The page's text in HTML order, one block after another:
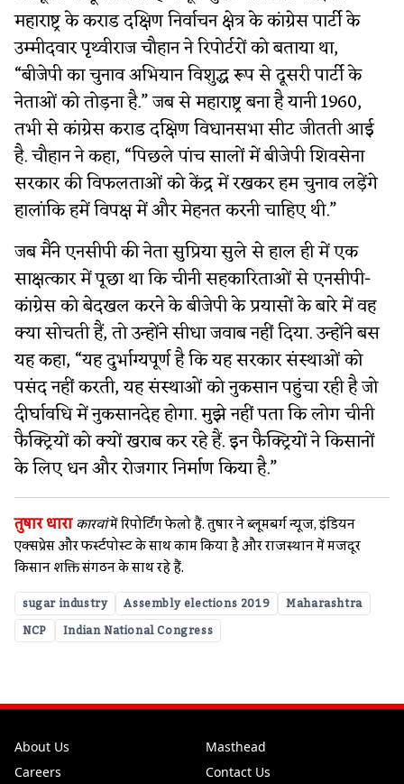
महाराष्ट्र के कराड दक्षिण निर्वाचन क्षेत्र के कांग्रेस पार्टी के
उम्मीदवार पृथ्वीराज चौहान ने रिपोर्टरों को बताया था,
“बीजेपी का चुनाव अभियान विशुद्ध रूप से दूसरी पार्टी के
नेताओं को तोड़ना है.” जब से महाराष्ट्र बना है यानी 1960,
तभी से कांग्रेस कराड दक्षिण विधानसभा सीट जीतती आई
है. चौहान ने कहा, “पिछले पांच सालों में बीजेपी शिवसेना
सरकार की विफलताओं को केंद्र में रखकर हम चुनाव लड़ेंगे
हालांकि हमें विपक्ष में और मेहनत करनी चाहिए थी.”
जब मैंने एनसीपी की नेता सुप्रिया सुले से हाल ही में एक
साक्षत्कार में पूछा था कि चीनी सहकारिताओं से एनसीपी-
कांग्रेस को बेदखल करने के बीजेपी के प्रयासों के बारे में वह
क्या सोचती हैं, तो उन्होंने सीधा जवाब नहीं दिया. उन्होंने बस
यह कहा, “यह दुर्भाग्यपूर्ण है कि यह सरकार संस्थाओं को
पसंद नहीं करती, यह संस्थाओं को नुकसान पहुंचा रही है जो
दीर्घावधि में नुकसानदेह होगा. मुझे नहीं पता कि लोग चीनी
फैक्ट्रियों को क्यों खराब कर रहे हैं. इन फैक्ट्रियों ने किसानों
के लिए धन और रोजगार निर्माण किया है.”
तुषार धाराकारवांमें रिपोर्टिंग फेलो हैं. तुषार ने ब्लूमबर्ग न्यूज, इंडियन
एक्सप्रेस और फर्स्टपोस्ट के साथ काम किया है और राजस्थान में मजदूर
किसान शक्ति संगठन के साथ रहे हैं.
sugar industry Assembly elections 2019
Maharashtra
NCP
Indian National Congress
About Us
Masthead
Careers
Contact Us